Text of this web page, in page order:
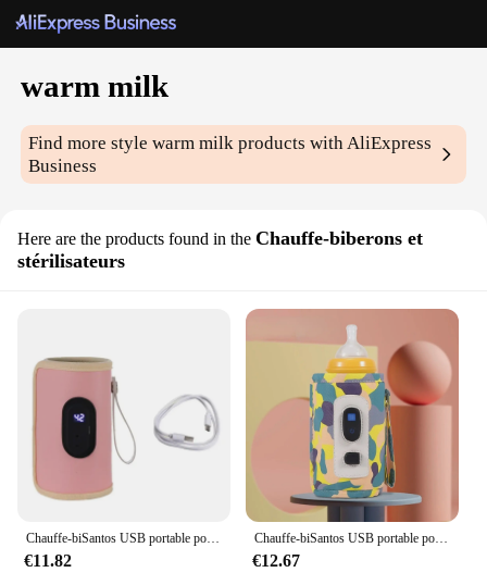
warm milk
Find more stylewarm milk products with AliExpress
Business
Here are the products found in the Chauffe-biberons et
stérilisateurs
Chauffe-biSantos USB portable pour bébé, chauffe-lait pour voiture, accessoires de voyage en plein air
€11.82
Chauffe-biSantos USB portable pour bébé, sac thermique, affichage numérique universel, biSantos d'allaitement, garde-chaleur pour voyager
€12.67